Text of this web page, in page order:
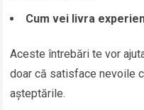
Cum vei livra
Aceste întrebări te vor
doar că satisface nevoile
așteptările.